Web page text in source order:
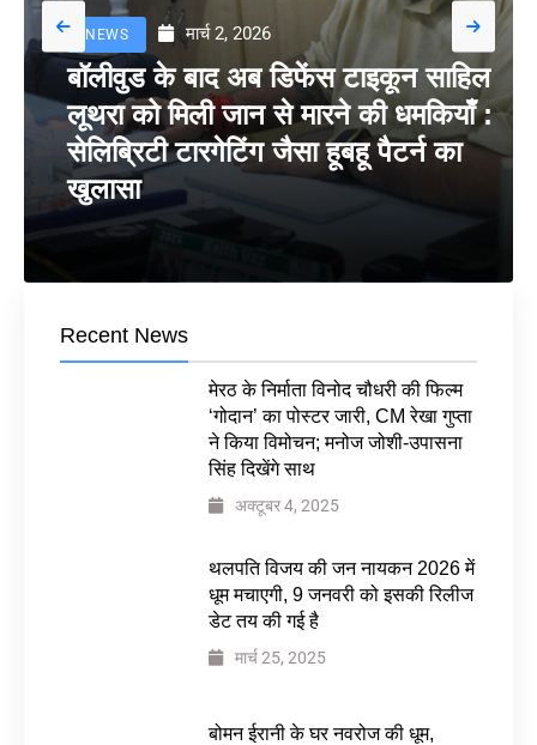
NEWS मार्च 2, 2026
बॉलीवुड के बाद अब डिफेंस टाइकून साहिल
लूथरा को मिली जान से मारने की धमकियाँ :
सेलिब्रिटी टारगेटिंग जैसा हूबहू पैटर्न का
खुलासा
Recent News
मेरठ के निर्माता विनोद चौधरी की फिल्म
‘गोदान’ का पोस्टर जारी, CM रेखा गुप्ता
ने किया विमोचन; मनोज जोशी-उपासना
सिंह दिखेंगे साथ
अक्टूबर 4, 2025
थलपति विजय की जन नायकन 2026 में
धूम मचाएगी, 9 जनवरी को इसकी रिलीज
डेट तय की गई है
मार्च 25, 2025
बोमन ईरानी के घर नवरोज की धूम,